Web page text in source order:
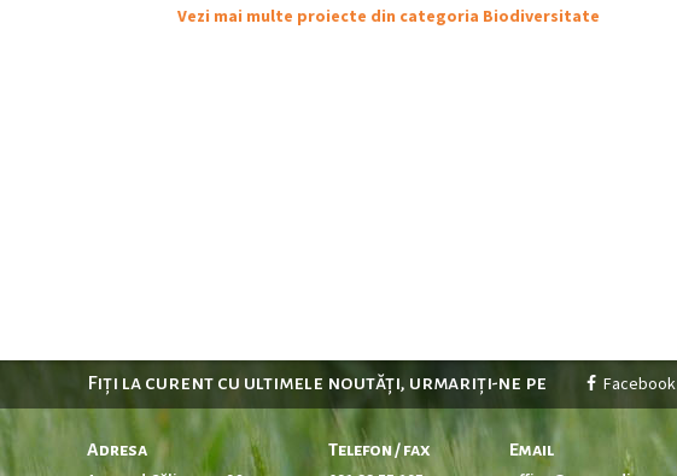
Vezi mai multe proiecte din categoria Biodiversitate
Fiți la curent cu ultimele noutăți, urmariți-ne pe Facebook
Adresa Telefon / fax Email